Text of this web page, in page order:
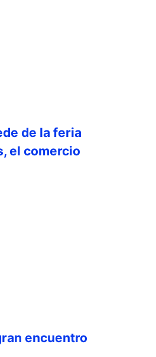
de la feria
el comercio
encuentro